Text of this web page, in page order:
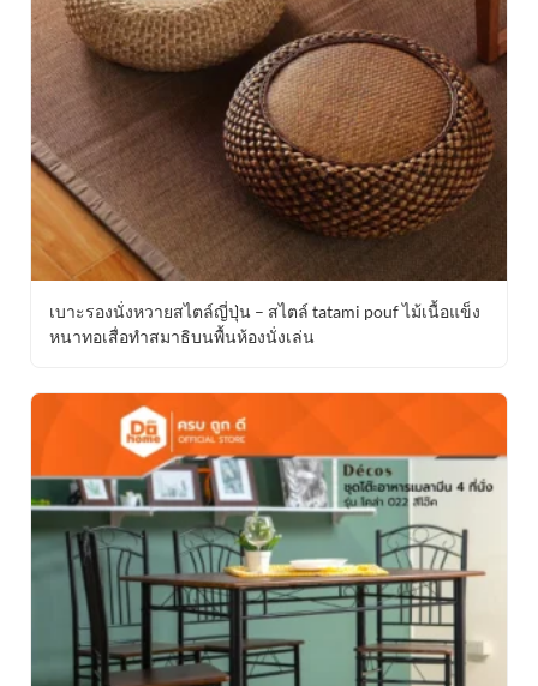
เบาะรองนั่งหวายสไตล์ญี่ปุ่น – สไตล์ tatami pouf ไม้เนื้อแข็ง
หนาทอเสื่อทำสมาธิบนพื้นห้องนั่งเล่น